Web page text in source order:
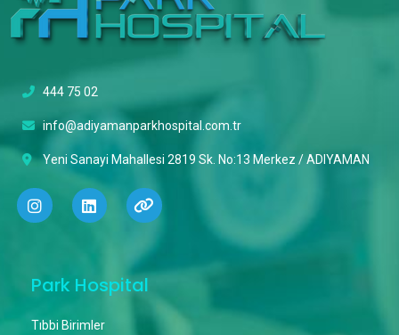
444 75 02
info@adiyamanparkhospital.com.tr
Yeni Sanayi Mahallesi 2819 Sk. No:13 Merkez / ADIYAMAN
Park Hospital
Tıbbi Birimler